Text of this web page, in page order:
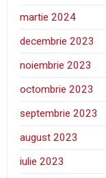
martie 2024
decembrie 2023
noiembrie 2023
octombrie 2023
septembrie 2023
august 2023
iulie 2023